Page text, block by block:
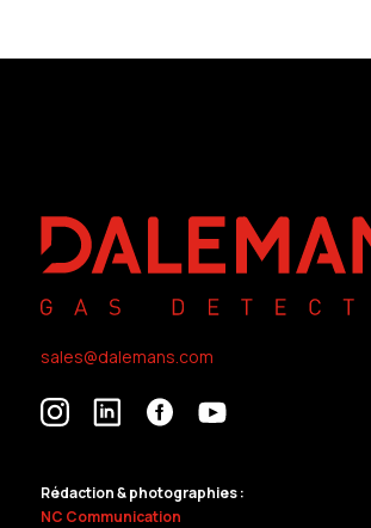
sales@dalemans.com
Rédaction & photographies :
NC Communication